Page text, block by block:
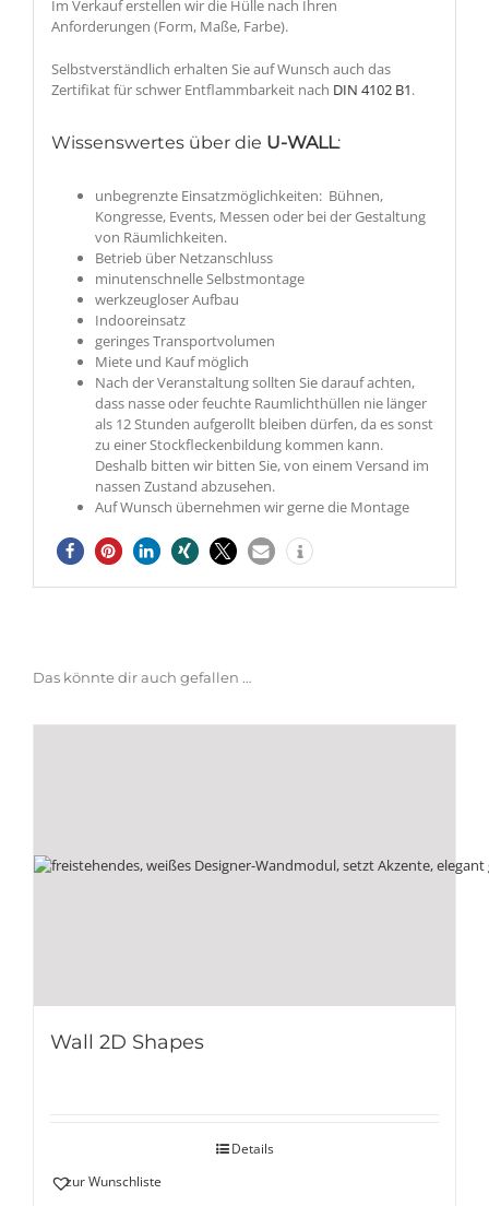
Im Verkauf erstellen wir die Hülle nach Ihren
Anforderungen (Form, Maße, Farbe).
Selbstverständlich erhalten Sie auf Wunsch auch das
Zertifikat für schwer Entflammbarkeit nach DIN 4102 B1.
Wissenswertes über die U-WALL:
unbegrenzte Einsatzmöglichkeiten: Bühnen,
Kongresse, Events, Messen oder bei der Gestaltung
von Räumlichkeiten.
Betrieb über Netzanschluss
minutenschnelle Selbstmontage
werkzeugloser Aufbau
Indooreinsatz
geringes Transportvolumen
Miete und Kauf möglich
Nach der Veranstaltung sollten Sie darauf achten,
dass nasse oder feuchte Raumlichthüllen nie länger
als 12 Stunden aufgerollt bleiben dürfen, da es sonst
zu einer Stockfleckenbildung kommen kann.
Deshalb bitten wir bitten Sie, von einem Versand im
nassen Zustand abzusehen.
Auf Wunsch übernehmen wir gerne die Montage
Das könnte dir auch gefallen …
Wall 2D Shapes
Details
zur Wunschliste